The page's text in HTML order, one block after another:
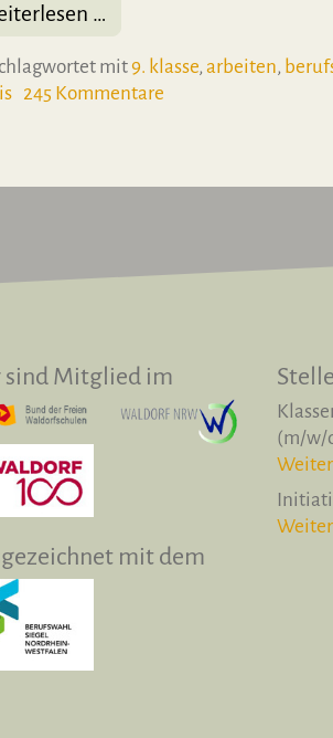
…
mit9. klasse, arbeiten,
245 Kommentare
sind Mitglied im
mit dem
(m/w/